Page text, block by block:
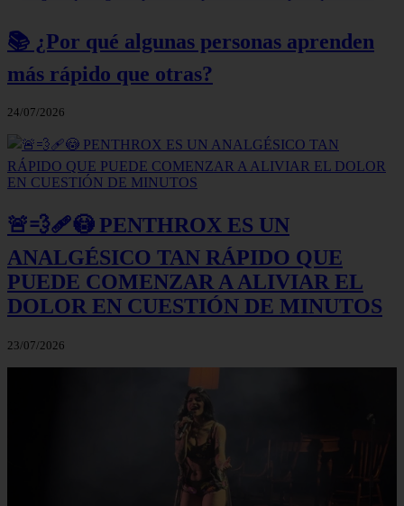
📚 ¿Por qué algunas personas aprenden
más rápido que otras?
24/07/2026
🚨💨🩹😳 PENTHROX ES UN
ANALGÉSICO TAN RÁPIDO QUE
PUEDE COMENZAR A ALIVIAR EL
DOLOR EN CUESTIÓN DE MINUTOS
23/07/2026